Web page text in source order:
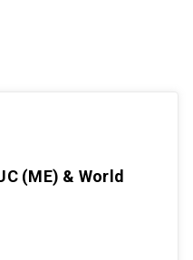
(ME) & World